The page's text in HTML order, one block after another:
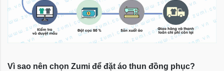
Vì sao nên chọn Zumi để đặt áo thun đồng phục?